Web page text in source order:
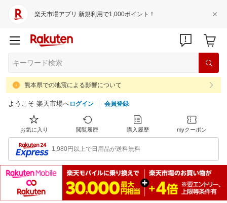
楽天市場アプリ 新規利用で1,000ポイント！
熊本県での地震による影響について
ようこそ 楽天市場へログイン 会員登録
お気に入り 閲覧履歴 購入履歴 myクーポン
1,980円以上で日用品が送料無料